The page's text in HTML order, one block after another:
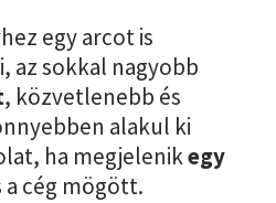
egy arcot is
az sokkal nagyobb
, közvetlenebb és
alakul ki
ha megjelenikegy
a cég mögött.